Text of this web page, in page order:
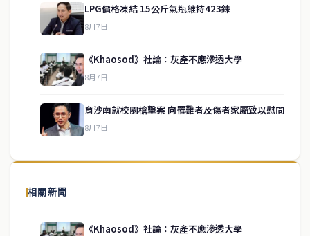
LPG價格凍結 15公斤氣瓶維持423銖
8月7日
《Khaosod》社論：灰產不應滲透大學
8月7日
育沙南就校園槍擊案 向罹難者及傷者家屬致以慰問
8月7日
相關新聞
《Khaosod》社論：灰產不應滲透大學
關於我們
泰國中文新聞（TCN）是一家總部設於曼谷的中文新聞媒體，致力於
供即時、客觀、多元的中文新聞內容。
service@thaichinesenews.com